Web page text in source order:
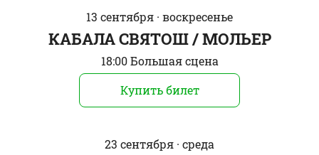
13 сентября · воскресенье
КАБАЛА СВЯТОШ / МОЛЬЕР
18:00 Большая сцена
Купить билет
23 сентября · среда